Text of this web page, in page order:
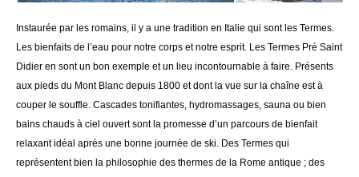
Instaurée par les romains, il y a une tradition en Italie qui sont les Termes.
Les bienfaits de l’eau pour notre corps et notre esprit. Les Termes Pré Saint
Didier en sont un bon exemple et un lieu incontournable à faire. Présents
aux pieds du Mont Blanc depuis 1800 et dont la vue sur la chaîne est à
couper le souffle. Cascades tonifiantes, hydromassages, sauna ou bien
bains chauds à ciel ouvert sont la promesse d’un parcours de bienfait
relaxant idéal après une bonne journée de ski. Des Termes qui
représentent bien la philosophie des thermes de la Rome antique ; des